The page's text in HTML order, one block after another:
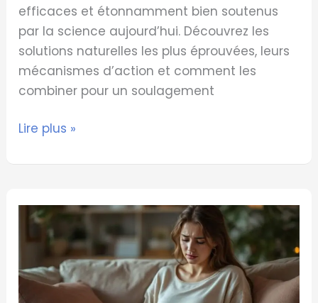
efficaces et étonnamment bien soutenus
par la science aujourd’hui. Découvrez les
solutions naturelles les plus éprouvées, leurs
mécanismes d’action et comment les
combiner pour un soulagement
Lire plus »
Douleurs
de
sans
Règles